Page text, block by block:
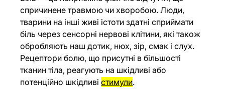
спричинене травмою чи хворобою. Люди,
тварини на інші живі істоти здатні сприймати
біль через сенсорні нервові клітини, які також
обробляють наш дотик, нюх, зір, смак і слух.
Рецептори болю, що присутні в більшості
тканин тіла, реагують на шкідливі або
потенційно шкідливі стимули.